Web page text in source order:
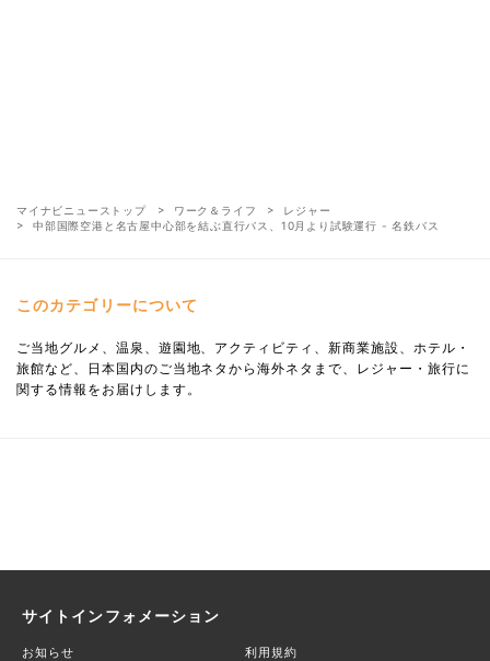
マイナビニューストップ ワーク＆ライフ
レジャー
中部国際空港と名古屋中心部を結ぶ直行バス、10月より試験運行 - 名鉄バス
このカテゴリーについて
ご当地グルメ、温泉、遊園地、アクティビティ、新商業施設、ホテル・
旅館など、日本国内のご当地ネタから海外ネタまで、レジャー・旅行に
関する情報をお届けします。
サイトインフォメーション
お知らせ 利用規約